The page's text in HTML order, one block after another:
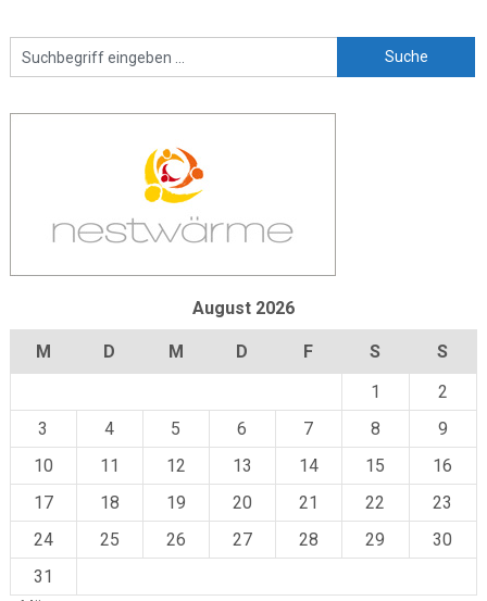
August 2026
M D M D F S
S
1
2
3
4 5 6 7 8
9
10
11 12 13 14 15
16
17
18 19 20 21 22
23
24
25 26 27 28 29
30
31